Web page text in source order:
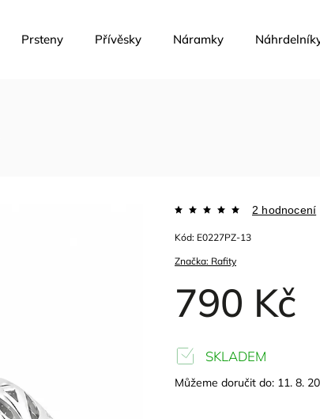
Prsteny Přívěsky Náramky
Značka: Rafity
2 hodnocení
790 Kč
Kód: E0227PZ-13
SKLADEM
Můžeme doručit do: 11. 8.